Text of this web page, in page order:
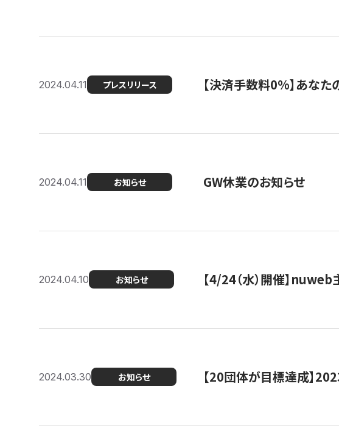
2024.04.11 プレスリリース 【決済手数料0%】あな
2024.04.11 お知らせ GW休業のお知らせ
2024.04.10 お知らせ 【4/24（水）開催】
2024.03.30 お知らせ 【20団体が目標達成】